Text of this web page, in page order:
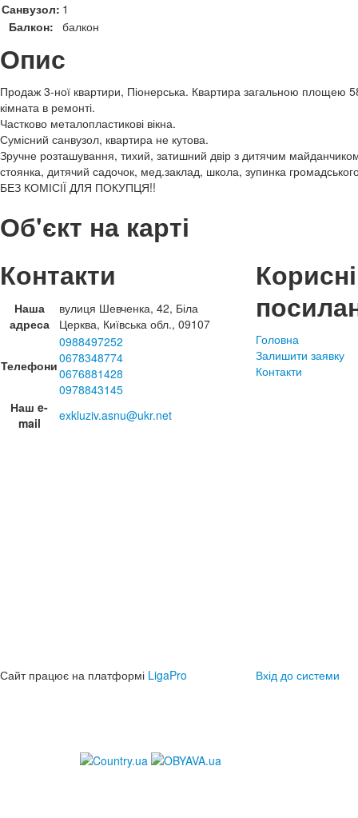
Санвузол: 1
Балкон: балкон
Опис
Продаж 3-ної квартири, Піонерська. Квартира загальною площею
кімната в ремонті.
Частково металопластикові вікна.
Сумісний санвузол, квартира не кутова.
Зручне розташування, тихий, затишний двір з дитячим
стоянка, дитячий садочок, мед.заклад, школа, зупинка
БЕЗ КОМІСІЇ ДЛЯ ПОКУПЦЯ!!
Об'єкт на карті
Контакти
Наша
адреса
вулиця Шевченка, 42, Біла
Церква, Київська обл., 09107
Телефони
0988497252
0678348774
0676881428
0978843145
Наш e-
mail
exkluziv.asnu@ukr.net
Корисні
Головна
Залишити заявку
Контакти
Сайт працює на платформі LigaPro Вхід до системи